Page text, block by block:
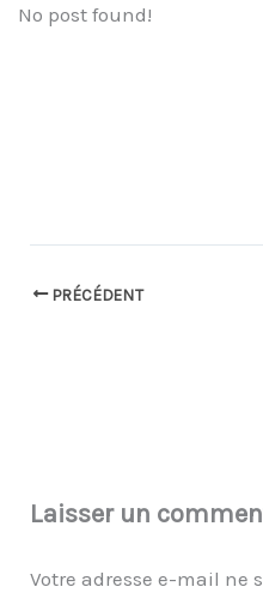
No post found!
PRÉCÉDENT
Laisser un
Votre adresse e-mail ne